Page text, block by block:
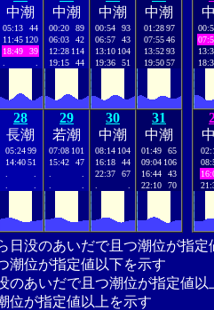
中潮
05:13
44
11:45 120
18:49
39
中潮
00:20
89
06:03
42
12:28 114
19:15
44
中潮
00:54
93
06:57
43
13:10 104
19:36
51
中潮
01:28 97
07:55 46
13:52 93
19:50 57
28
長潮
05:24 99
14:40 51
29
若潮
07:08 101
15:42
47
30
中潮
08:14 104
16:18
44
22:37
67
31
中潮
01:49
65
09:04 106
16:44
43
22:10
70
日没のあいだで且つ潮位が指
潮位が指定値以下を示す
のあいだで且つ潮位が指定値以
位が指定値以上を示す